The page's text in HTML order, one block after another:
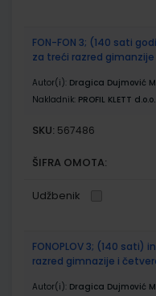
FON-FON 3; (140 sati
za treći razred
Autor(i): Dragica Dujmović
Nakladnik: PROFIL KLETT d.o.o.
SKU: 567486
ŠIFRA OMOTA:
Udžbenik
FONOPLOV 3; (140
razred gimnazije i
Autor(i): Dragica Dujmović